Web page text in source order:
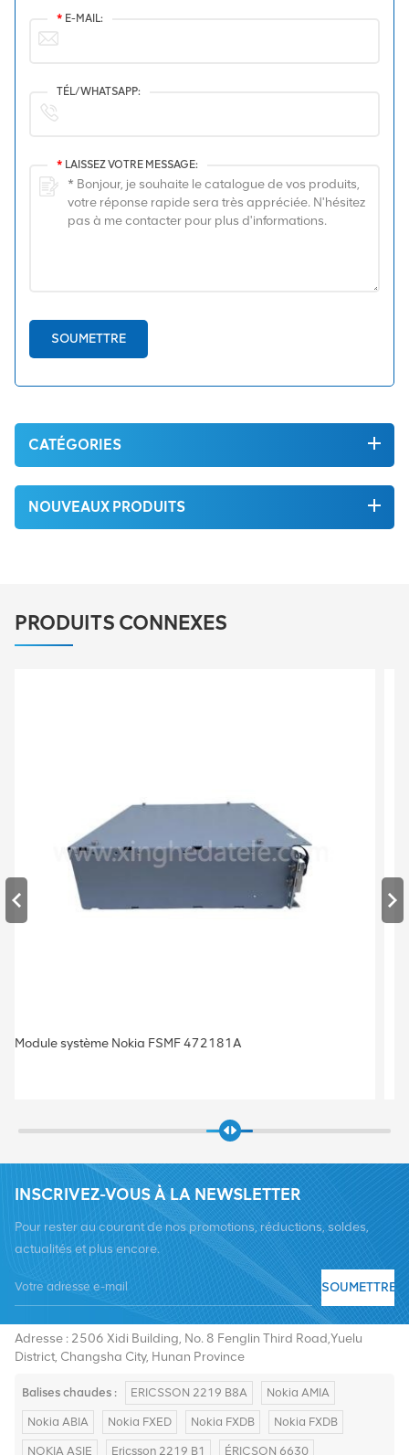
* E-MAIL:
TÉL/WHATSAPP:
* LAISSEZ VOTRE MESSAGE:
SOUMETTRE
CATÉGORIES
NOUVEAUX PRODUITS
PRODUITS CONNEXES
Station de base Nokia FRGU RRU 472956A MODULE RF
INSCRIVEZ-VOUS À LA NEWSLETTER
Pour rester au courant de nos promotions, réductions, soldes,
actualités et plus encore.
SOUMETTRE
Tél :+8619376997331
Adresse : 2506 Xidi Building, No. 8 Fenglin Third Road,Yuelu
District, Changsha City, Hunan Province
Balises chaudes : ERICSSON 2219 B8A Nokia AMIA
Nokia ABIA Nokia FXED Nokia FXDB Nokia FXDB
NOKIA ASIE Ericsson 2219 B1 ÉRICSON 6630